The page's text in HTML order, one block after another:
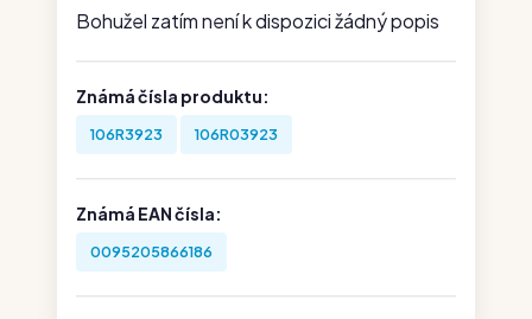
Bohužel zatím není k dispozici žádný popis
Známá čísla produktu:
106R3923 106R03923
Známá EAN čísla:
0095205866186